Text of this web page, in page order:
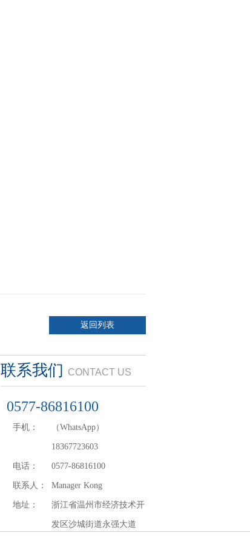
返回列表
联系我们 CONTACT US
0577-86816100
手机： （WhatsApp）
18367723603
电话： 0577-86816100
联系人： Manager Kong
地址： 浙江省温州市经济技术开
发区沙城街道永强大道